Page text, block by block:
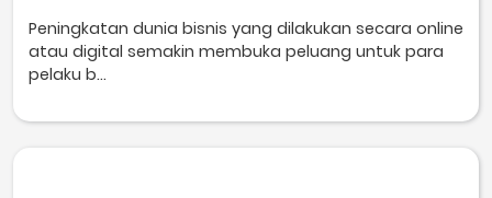
Peningkatan dunia bisnis yang dilakukan secara online
atau digital semakin membuka peluang untuk para
pelaku b...